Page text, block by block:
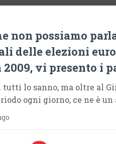
non possiamo
delle elezioni
2009, vi presento i
tutti lo sanno, ma oltre al
ogni giorno, ce ne è